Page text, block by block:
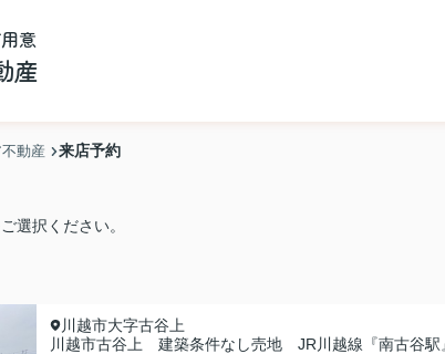
意
産
動産 来店予約
選択ください。
川越市大字古谷上
川越市古谷上 建築条件なし売地 JR川越線『南古谷駅